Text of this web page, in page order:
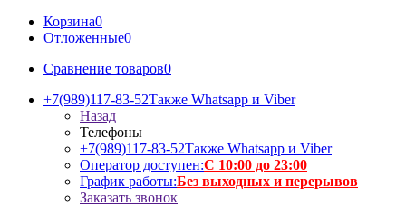
Корзина0
Отложенные0
Сравнение товаров0
+7(989)117-83-52Также Whatsapp и Viber
Назад
Телефоны
+7(989)117-83-52Также Whatsapp и Viber
Оператор доступен:С 10:00 до 23:00
График работы:Без выходных и перерывов
Заказать звонок